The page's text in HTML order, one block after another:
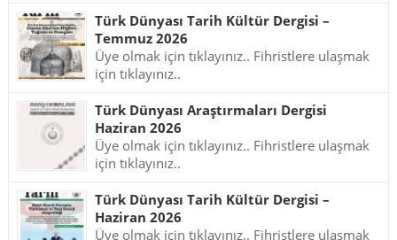
Türk Dünyası Tarih Kültür Dergisi –
Temmuz 2026
Üye olmak için tıklayınız.. Fihristlere ulaşmak
için tıklayınız..
Türk Dünyası Araştırmaları Dergisi
Haziran 2026
Üye olmak için tıklayınız.. Fihristlere ulaşmak
için tıklayınız..
Türk Dünyası Tarih Kültür Dergisi –
Haziran 2026
Üye olmak için tıklayınız.. Fihristlere ulaşmak